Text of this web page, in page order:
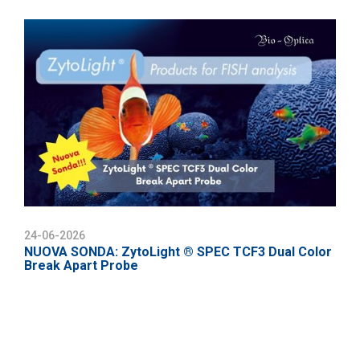
24-06-2026
NUOVA SONDA: ZytoLight ® SPEC TCF3 Dual Color
Break Apart Probe